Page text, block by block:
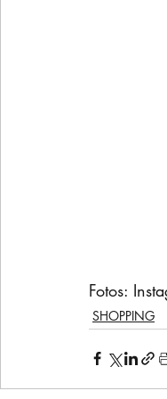
Fotos:
SHOPPING